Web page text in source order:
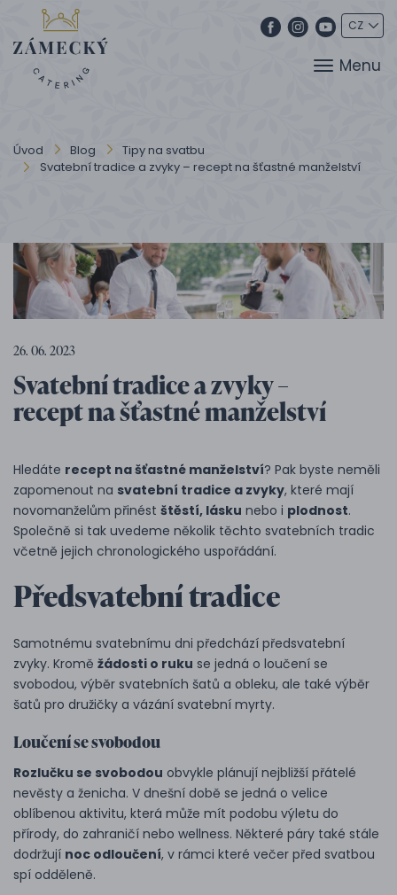
Menu
Úvod Blog
Tipy na svatbu
Svatební tradice a zvyky – recept na šťastné manželství
26. 06. 2023
Svatební tradice a zvyky –
recept na šťastné manželství
Hledáte recept na šťastné manželství? Pak byste neměli
zapomenout na svatební tradice a zvyky, které mají
novomanželům přinést štěstí, lásku nebo i plodnost.
Společně si tak uvedeme několik těchto svatebních tradic
včetně jejich chronologického uspořádání.
Předsvatební tradice
Samotnému svatebnímu dni předchází předsvatební
zvyky. Kromě žádosti o ruku se jedná o loučení se
svobodou, výběr svatebních šatů a obleku, ale také výběr
šatů pro družičky a vázání svatební myrty.
Loučení se svobodou
Rozlučku se svobodou obvykle plánují nejbližší přátelé
nevěsty a ženicha. V dnešní době se jedná o velice
oblíbenou aktivitu, která může mít podobu výletu do
přírody, do zahraničí nebo wellness. Některé páry také stále
dodržují noc odloučení, v rámci které večer před svatbou
spí odděleně.